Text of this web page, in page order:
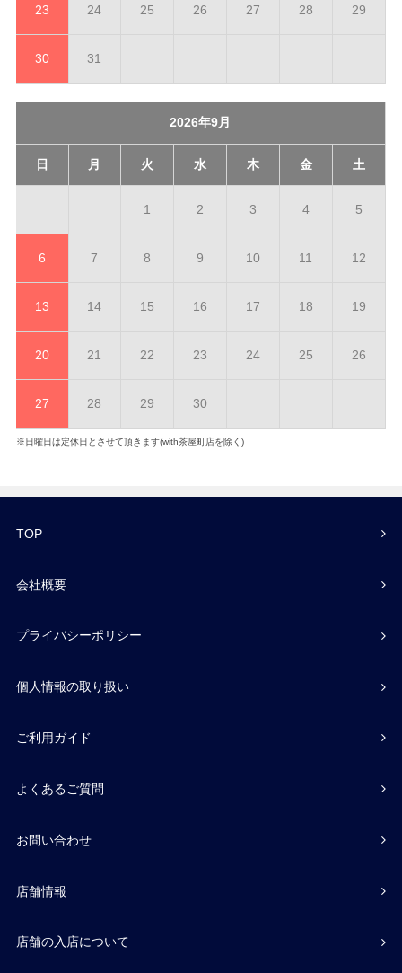
23 24 25 26 27 28 29
30 31
2026年9月
日 月 火 水 木 金 土
1 2 3 4 5
6 7 8 9 10 11 12
13 14 15 16 17 18 19
20 21 22 23 24 25 26
27 28 29 30
※日曜日は定休日とさせて頂きます(with茶屋町店を除く)
TOP
会社概要
プライバシーポリシー
個人情報の取り扱い
ご利用ガイド
よくあるご質問
お問い合わせ
店舗情報
店舗の入店について